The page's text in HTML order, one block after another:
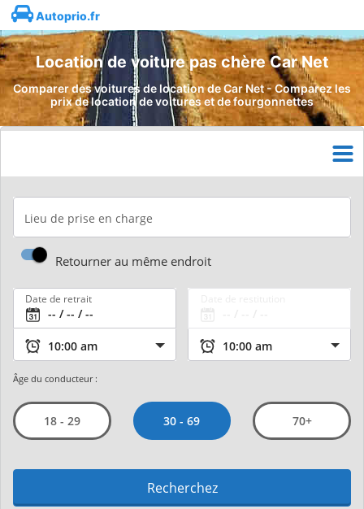
Autoprio.fr
Location de voiture pas chère Car Net
Comparer des voitures de location de Car Net - Comparez les
prix de location de voitures et de fourgonnettes
Lieu de prise en charge
Retourner au même endroit
Date de retrait
Âge du conducteur :
18 - 29 30 - 69 70+
Recherchez